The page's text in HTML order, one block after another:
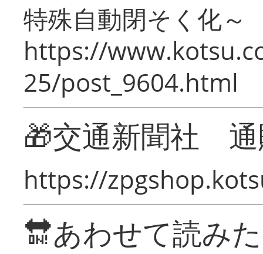
特殊自動閉そく化～
https://
25/post_9604.html
🎁交通新聞社
https://
🔛あわせて読み